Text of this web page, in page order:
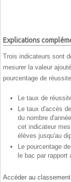
Explications
Trois indicateurs sont
mesurer la valeur
pourcentage de
Le taux de
Le taux d'accès
du nombre
cet indicateur
élèves jusqu'au
Le pourcentage
le bac par
Accéder au